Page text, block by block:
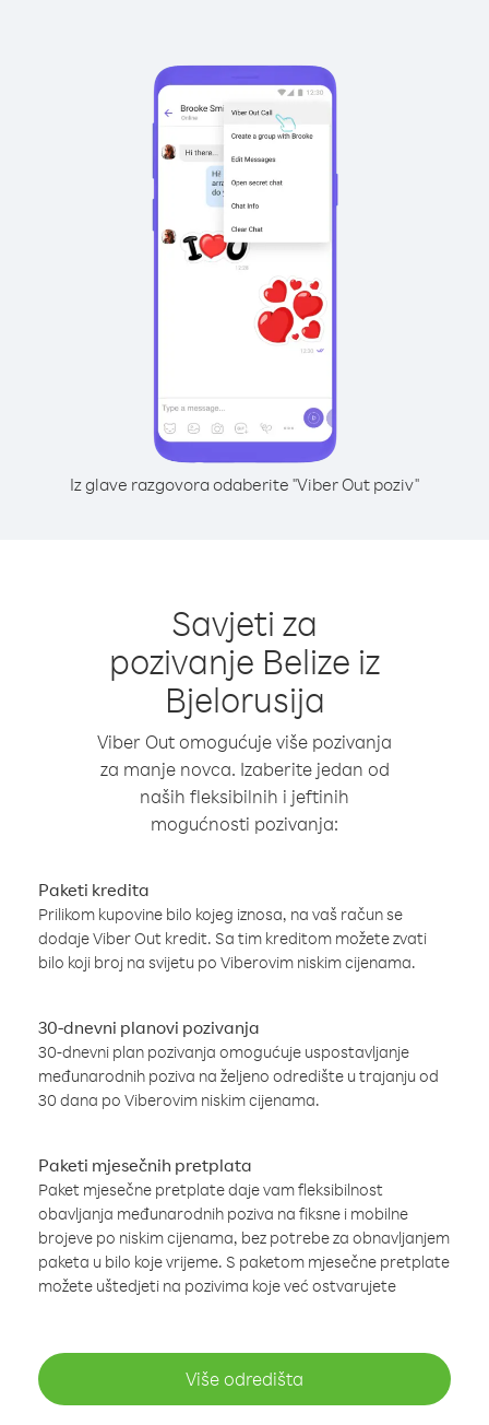
Iz glave razgovora odaberite "Viber Out poziv"
Savjeti za
pozivanje Belize iz
Bjelorusija
Viber Out omogućuje više pozivanja
za manje novca. Izaberite jedan od
naših fleksibilnih i jeftinih
mogućnosti pozivanja:
Paketi kredita
Prilikom kupovine bilo kojeg iznosa, na vaš račun se
dodaje Viber Out kredit. Sa tim kreditom možete zvati
bilo koji broj na svijetu po Viberovim niskim cijenama.
30-dnevni planovi pozivanja
30-dnevni plan pozivanja omogućuje uspostavljanje
međunarodnih poziva na željeno odredište u trajanju od
30 dana po Viberovim niskim cijenama.
Paketi mjesečnih pretplata
Paket mjesečne pretplate daje vam fleksibilnost
obavljanja međunarodnih poziva na fiksne i mobilne
brojeve po niskim cijenama, bez potrebe za obnavljanjem
paketa u bilo koje vrijeme. S paketom mjesečne pretplate
možete uštedjeti na pozivima koje već ostvarujete
Više odredišta